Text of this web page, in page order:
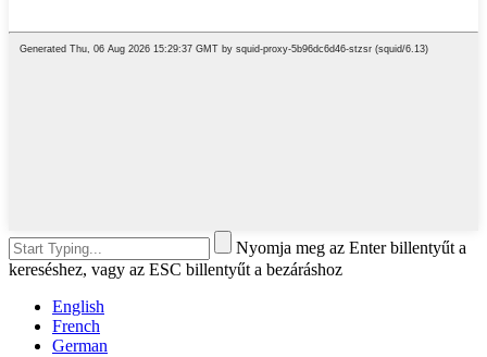
Nyomja meg az Enter billentyűt a
kereséshez, vagy az ESC billentyűt a bezáráshoz
English
French
German